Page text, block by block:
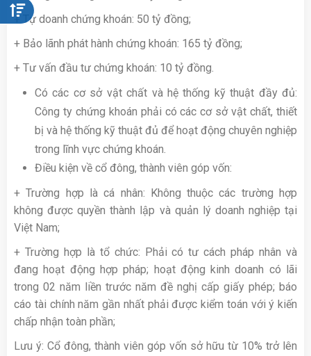
+ Tự doanh chứng khoán: 50 tỷ đồng;
+ Bảo lãnh phát hành chứng khoán: 165 tỷ đồng;
+ Tư vấn đầu tư chứng khoán: 10 tỷ đồng.
Có các cơ sở vật chất và hệ thống kỹ thuật đầy đủ:
Công ty chứng khoán phải có các cơ sở vật chất, thiết
bị và hệ thống kỹ thuật đủ để hoạt động chuyên nghiệp
trong lĩnh vực chứng khoán.
Điều kiện về cổ đông, thành viên góp vốn:
+ Trường hợp là cá nhân: Không thuộc các trường hợp
không được quyền thành lập và quản lý doanh nghiệp tại
Việt Nam;
+ Trường hợp là tổ chức: Phải có tư cách pháp nhân và
đang hoạt động hợp pháp; hoạt động kinh doanh có lãi
trong 02 năm liền trước năm đề nghị cấp giấy phép; báo
cáo tài chính năm gần nhất phải được kiểm toán với ý kiến
chấp nhận toàn phần;
Lưu ý: Cổ đông, thành viên góp vốn sở hữu từ 10% trở lên